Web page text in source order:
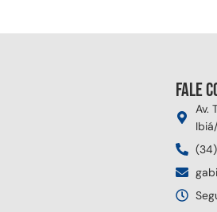
Fale
Av.